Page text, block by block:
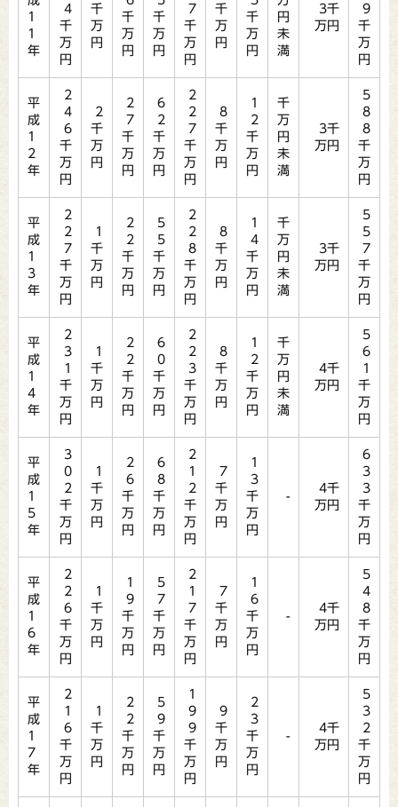
1
1
年
4
千
万
円
千
万
円
千
万
円
千
万
円
7
千
万
円
千
万
円
千
万
円
円
未
満
3千
万円
9
千
万
円
平
成
1
2
年
2
4
6
千
万
円
2
千
万
円
2
7
千
万
円
6
2
千
万
円
2
2
7
千
万
円
8
千
万
円
1
2
千
万
円
千
万
円
未
満
3千
万円
5
8
8
千
万
円
平
成
1
3
年
2
2
7
千
万
円
1
千
万
円
2
2
千
万
円
5
5
千
万
円
2
2
8
千
万
円
8
千
万
円
1
4
千
万
円
千
万
円
未
満
3千
万円
5
5
7
千
万
円
平
成
1
4
年
2
3
1
千
万
円
1
千
万
円
2
2
千
万
円
6
0
千
万
円
2
2
3
千
万
円
8
千
万
円
1
2
千
万
円
千
万
円
未
満
4千
万円
5
6
1
千
万
円
平
成
1
5
年
3
0
2
千
万
円
1
千
万
円
2
6
千
万
円
6
8
千
万
円
2
1
2
千
万
円
7
千
万
円
1
3
千
万
円
-
4千
万円
6
3
3
千
万
円
平
成
1
6
年
2
2
6
千
万
円
1
千
万
円
1
9
千
万
円
5
7
千
万
円
2
1
7
千
万
円
7
千
万
円
1
6
千
万
円
-
4千
万円
5
4
8
千
万
円
平
成
1
7
年
2
1
6
千
万
円
1
千
万
円
2
2
千
万
円
5
9
千
万
円
1
9
9
千
万
円
9
千
万
円
2
3
千
万
円
-
4千
万円
5
3
2
千
万
円